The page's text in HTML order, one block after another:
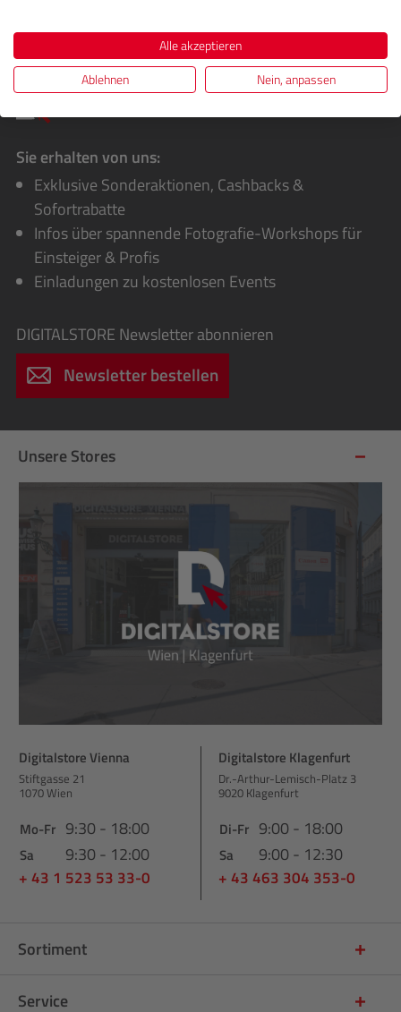
Sie erhalten von uns:
Exklusive Sonderaktionen, Cashbacks &
Sofortrabatte
Infos über spannende Fotografie-Workshops für
Einsteiger & Profis
Einladungen zu kostenlosen Events
DIGITALSTORE Newsletter abonnieren
Newsletter bestellen
Unsere Stores
Digitalstore Vienna
Stiftgasse 21
1070 Wien
Mo-Fr 9:30 - 18:00
Sa 9:30 - 12:00
+ 43 1 523 53 33-0
Digitalstore Klagenfurt
Dr.-Arthur-Lemisch-Platz 3
9020 Klagenfurt
Di-Fr 9:00 - 18:00
Sa 9:00 - 12:30
+ 43 463 304 353-0
Sortiment
Service
Alle akzeptieren
Ablehnen
Nein, anpassen